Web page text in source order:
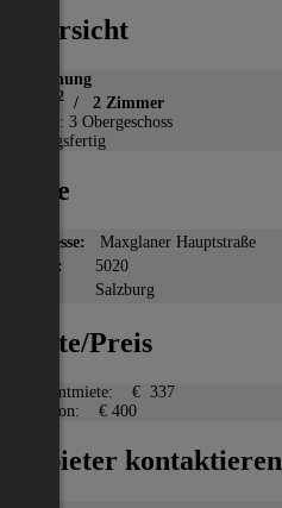
Übersicht
Wohnung
2 / 2 Zimmer
Etage: 3 Obergeschoss
Bezugsfertig
Lage
Adresse:
Maxglaner Hauptstraße
PLZ:
5020
Salzburg
Miete/Preis
Gesamtmiete:
€ 337
Kaution:
€ 400
Anbieter kontaktieren